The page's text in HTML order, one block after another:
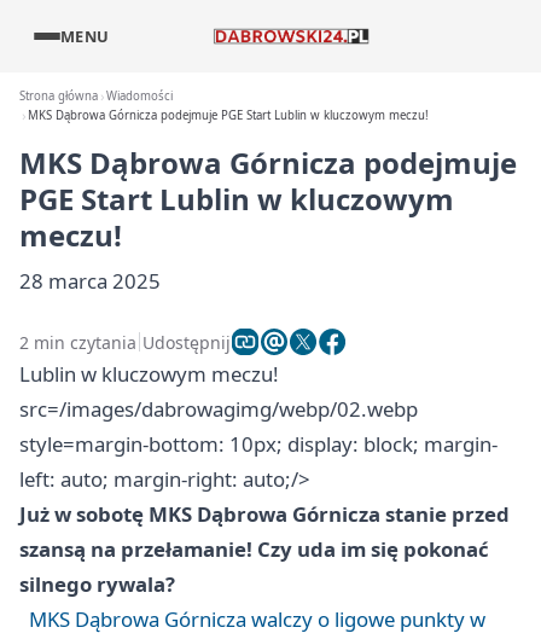
MENU
Strona główna Wiadomości
MKS Dąbrowa Górnicza podejmuje PGE Start Lublin w kluczowym meczu!
MKS Dąbrowa Górnicza podejmuje
PGE Start Lublin w kluczowym
meczu!
28 marca 2025
2 min czytania Udostępnij
Lublin w kluczowym meczu!
src=/images/dabrowagimg/webp/02.webp
style=margin-bottom: 10px; display: block; margin-
left: auto; margin-right: auto;/>
Już w sobotę MKS Dąbrowa Górnicza stanie przed
szansą na przełamanie! Czy uda im się pokonać
silnego rywala?
MKS Dąbrowa Górnicza walczy o ligowe punkty w